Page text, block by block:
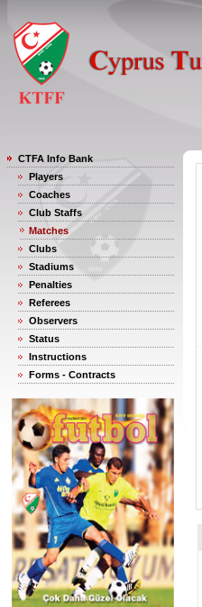
CTFA Info Bank
Players
Coaches
Club Staffs
Matches
Clubs
Stadiums
Penalties
Referees
Observers
Status
Instructions
Forms - Contracts